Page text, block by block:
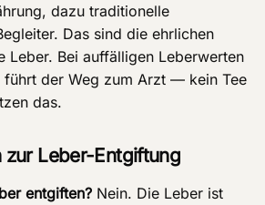
dazu traditionelle
Das sind die ehrlichen
Leber. Bei auffälligen Leberwerten
führt der Weg zum Arzt — kein Tee
das.
zur Leber-Entgiftung
entgiften? Nein. Die Leber ist